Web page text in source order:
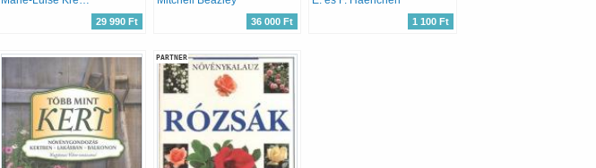
29 990 Ft 36 000 Ft 1 100 Ft
PARTNER